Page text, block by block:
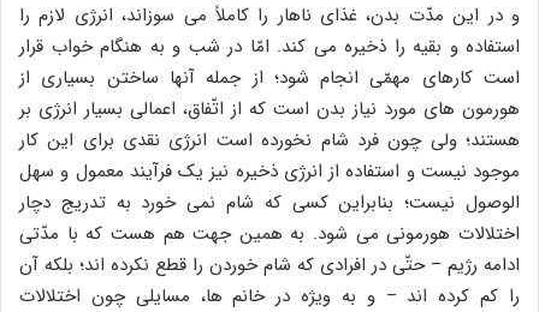
و در این مدّت بدن، غذای ناهار را کاملاً می سوزاند، انرژی لازم را
استفاده و بقیه را ذخیره می کند. امّا در شب و به هنگام خواب قرار
است کارهای مهمّی انجام شود؛ از جمله آنها ساختن بسیاری از
هورمون های مورد نیاز بدن است که از اتّفاق، اعمالی بسیار انرژی بر
هستند؛ ولی چون فرد شام نخورده است انرژی نقدی برای این کار
موجود نیست و استفاده از انرژی ذخیره نیز یک فرآیند معمول و سهل
الوصول نیست؛ بنابراین کسی که شام نمی خورد به تدریج دچار
اختلالات هورمونی می شود. به همین جهت هم هست که با مدّتی
ادامه رژیم – حتّی در افرادی که شام خوردن را قطع نکرده اند؛ بلکه آن
را کم کرده اند – و به ویژه در خانم ها، مسایلی چون اختلالات